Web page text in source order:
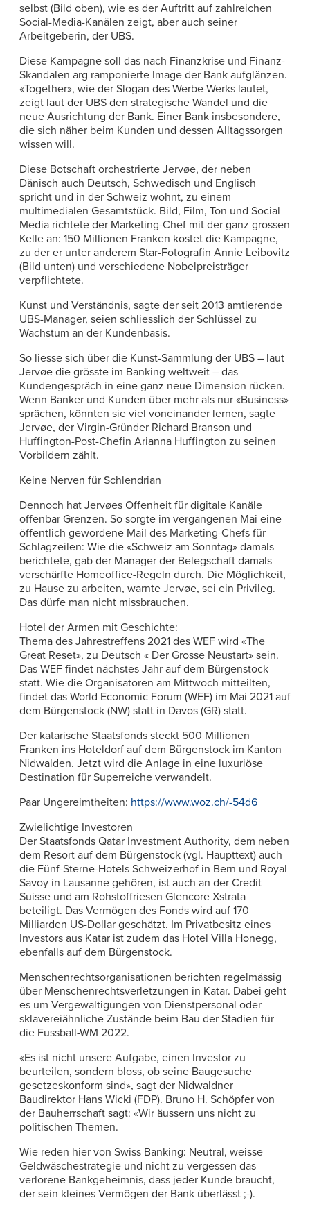
selbst (Bild oben), wie es der Auftritt auf zahlreichen
Social-Media-Kanälen zeigt, aber auch seiner
Arbeitgeberin, der UBS.
Diese Kampagne soll das nach Finanzkrise und Finanz-
Skandalen arg ramponierte Image der Bank aufglänzen.
«Together», wie der Slogan des Werbe-Werks lautet,
zeigt laut der UBS den strategische Wandel und die
neue Ausrichtung der Bank. Einer Bank insbesondere,
die sich näher beim Kunden und dessen Alltagssorgen
wissen will.
Diese Botschaft orchestrierte Jervøe, der neben
Dänisch auch Deutsch, Schwedisch und Englisch
spricht und in der Schweiz wohnt, zu einem
multimedialen Gesamtstück. Bild, Film, Ton und Social
Media richtete der Marketing-Chef mit der ganz grossen
Kelle an: 150 Millionen Franken kostet die Kampagne,
zu der er unter anderem Star-Fotografin Annie Leibovitz
(Bild unten) und verschiedene Nobelpreisträger
verpflichtete.
Kunst und Verständnis, sagte der seit 2013 amtierende
UBS-Manager, seien schliesslich der Schlüssel zu
Wachstum an der Kundenbasis.
So liesse sich über die Kunst-Sammlung der UBS – laut
Jervøe die grösste im Banking weltweit – das
Kundengespräch in eine ganz neue Dimension rücken.
Wenn Banker und Kunden über mehr als nur «Business»
sprächen, könnten sie viel voneinander lernen, sagte
Jervøe, der Virgin-Gründer Richard Branson und
Huffington-Post-Chefin Arianna Huffington zu seinen
Vorbildern zählt.
Keine Nerven für Schlendrian
Dennoch hat Jervøes Offenheit für digitale Kanäle
offenbar Grenzen. So sorgte im vergangenen Mai eine
öffentlich gewordene Mail des Marketing-Chefs für
Schlagzeilen: Wie die «Schweiz am Sonntag» damals
berichtete, gab der Manager der Belegschaft damals
verschärfte Homeoffice-Regeln durch. Die Möglichkeit,
zu Hause zu arbeiten, warnte Jervøe, sei ein Privileg.
Das dürfe man nicht missbrauchen.
Hotel der Armen mit Geschichte:
Thema des Jahrestreffens 2021 des WEF wird «The
Great Reset», zu Deutsch « Der Grosse Neustart» sein.
Das WEF findet nächstes Jahr auf dem Bürgenstock
statt. Wie die Organisatoren am Mittwoch mitteilten,
findet das World Economic Forum (WEF) im Mai 2021 auf
dem Bürgenstock (NW) statt in Davos (GR) statt.
Der katarische Staatsfonds steckt 500 Millionen
Franken ins Hoteldorf auf dem Bürgenstock im Kanton
Nidwalden. Jetzt wird die Anlage in eine luxuriöse
Destination für Superreiche verwandelt.
Paar Ungereimtheiten: https://www.woz.ch/-54d6
Zwielichtige Investoren
Der Staatsfonds Qatar Investment Authority, dem neben
dem Resort auf dem Bürgenstock (vgl. Haupttext) auch
die Fünf-Sterne-Hotels Schweizerhof in Bern und Royal
Savoy in Lausanne gehören, ist auch an der Credit
Suisse und am Rohstoffriesen Glencore Xstrata
beteiligt. Das Vermögen des Fonds wird auf 170
Milliarden US-Dollar geschätzt. Im Privatbesitz eines
Investors aus Katar ist zudem das Hotel Villa Honegg,
ebenfalls auf dem Bürgenstock.
Menschenrechtsorganisationen berichten regelmässig
über Menschenrechtsverletzungen in Katar. Dabei geht
es um Vergewaltigungen von Dienstpersonal oder
sklavereiähnliche Zustände beim Bau der Stadien für
die Fussball-WM 2022.
«Es ist nicht unsere Aufgabe, einen Investor zu
beurteilen, sondern bloss, ob seine Baugesuche
gesetzeskonform sind», sagt der Nidwaldner
Baudirektor Hans Wicki (FDP). Bruno H. Schöpfer von
der Bauherrschaft sagt: «Wir äussern uns nicht zu
politischen Themen.
Wie reden hier von Swiss Banking: Neutral, weisse
Geldwäschestrategie und nicht zu vergessen das
verlorene Bankgeheimnis, dass jeder Kunde braucht,
der sein kleines Vermögen der Bank überlässt ;-).